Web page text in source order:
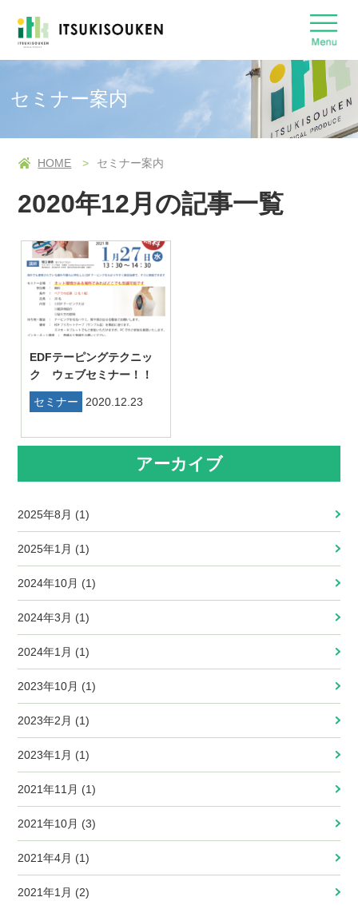
セミナー案内
HOME セミナー案内
2020年12月の記事一覧
EDFテーピングテクニッ
ク ウェブセミナー！！
セミナー 2020.12.23
アーカイブ
2025年8月 (1)
2025年1月 (1)
2024年10月 (1)
2024年3月 (1)
2024年1月 (1)
2023年10月 (1)
2023年2月 (1)
2023年1月 (1)
2021年11月 (1)
2021年10月 (3)
2021年4月 (1)
2021年1月 (2)